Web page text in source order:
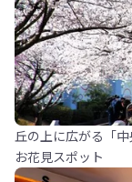
丘の上に広がる「
お花見スポット